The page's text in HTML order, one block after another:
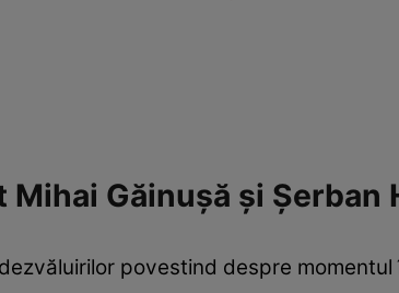
Găinușă și Șerban
povestind despre